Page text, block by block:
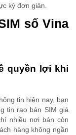
kỳ đơn giản.
số Vina
quyền lợi khi
tin hiện nay, bạn
tin rao bán SIM giá
nhiều nơi bán còn
hàng không ngần